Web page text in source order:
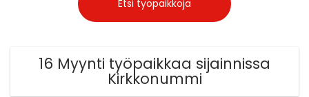
16 Myynti työpaikkaa sijainnissa
Kirkkonummi